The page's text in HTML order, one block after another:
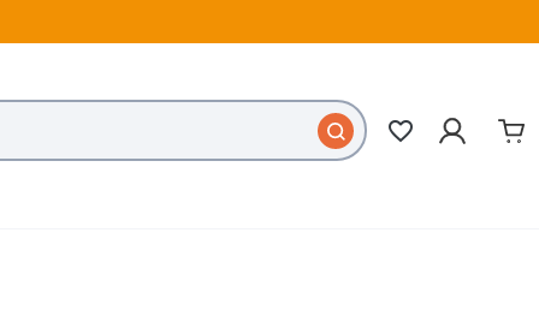
favorite_border